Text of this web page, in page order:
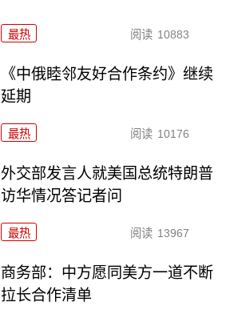
最热 阅读 10883
《中俄睦邻友好合作条约》继续
延期
最热 阅读 10176
外交部发言人就美国总统特朗普
访华情况答记者问
最热 阅读 13967
商务部：中方愿同美方一道不断
拉长合作清单